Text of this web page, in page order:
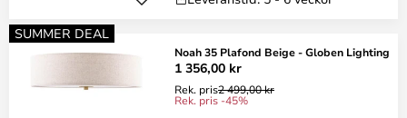
SUMMER DEAL
Noah 35 Plafond Beige - Globen Lighting
1 356,00 kr
Rek. pris2 499,00 kr
Rek. pris -45%